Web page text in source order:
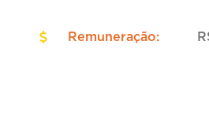
Remuneração: